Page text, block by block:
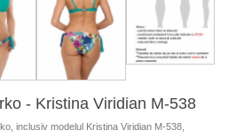
- Kristina Viridian M-538
inclusiv modelul Kristina Viridian M-538,